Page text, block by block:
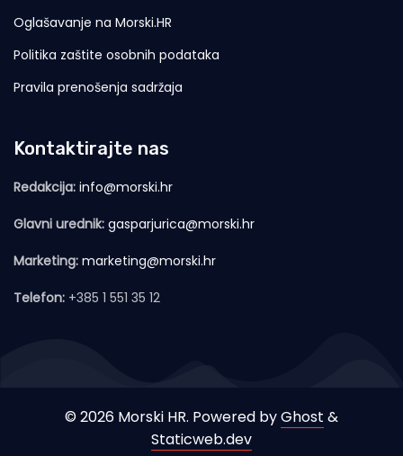
Oglašavanje na Morski.HR
Politika zaštite osobnih podataka
Pravila prenošenja sadržaja
Kontaktirajte nas
Redakcija: info@morski.hr
Glavni urednik: gasparjurica@morski.hr
Marketing: marketing@morski.hr
Telefon: +385 1 551 35 12
© 2026 Morski HR. Powered byGhost &
Staticweb.dev